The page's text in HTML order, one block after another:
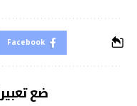
Facebook
ضع